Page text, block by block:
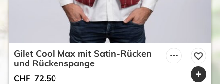
Gilet Cool Max mit Satin-Rücken
und Rückenspange
CHF 72.50